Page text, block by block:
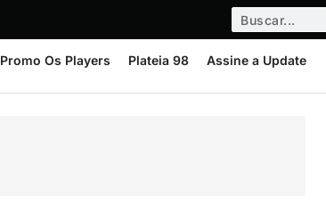
Promo Os Players Plateia 98 Assine a Update